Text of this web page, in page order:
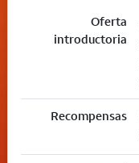
Oferta
introductoria
Recompensas